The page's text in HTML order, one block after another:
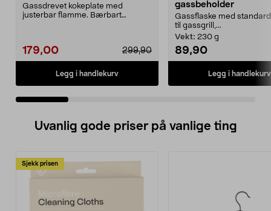
Gassdrevet kokeplate med
justerbar flamme. Bærbart
179,00 299,90
Legg i handlekurv
gassbeholder
Gassflaske med
til gassgrill,...
Vekt: 230 g
89,90
Legg i handlekurv
Uvanlig gode priser på vanlige ting
Sjekk prisen